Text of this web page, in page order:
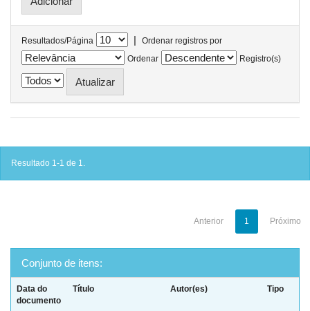
Resultados/Página |
Ordenar registros por
Ordenar
Registro(s)
Resultado 1-1 de 1.
Anterior 1 Próximo
Conjunto de itens:
Data do
documento
Título Autor(es) Tipo